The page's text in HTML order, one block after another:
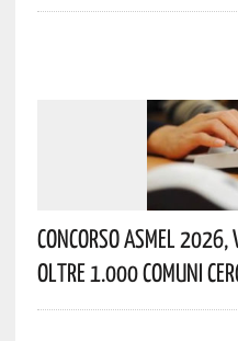
Concorso Asmel
Oltre 1.000 Comuni